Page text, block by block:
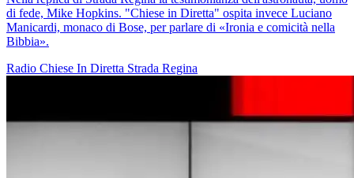
di fede, Mike Hopkins. "Chiese in Diretta" ospita invece Luciano
Manicardi, monaco di Bose, per parlare di «Ironia e comicità nella
Bibbia».
Radio Chiese In Diretta Strada Regina